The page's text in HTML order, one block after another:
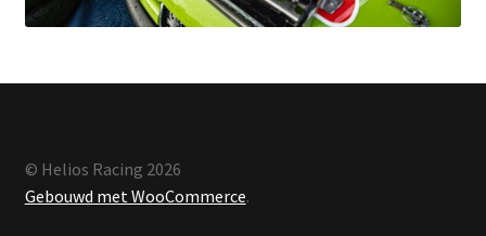
© Helios Racing 2026
Gebouwd met WooCommerce.